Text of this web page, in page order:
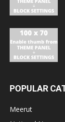
POPULAR
Meerut